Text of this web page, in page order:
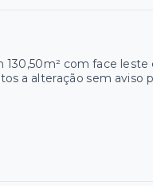
com face
a alteração sem aviso